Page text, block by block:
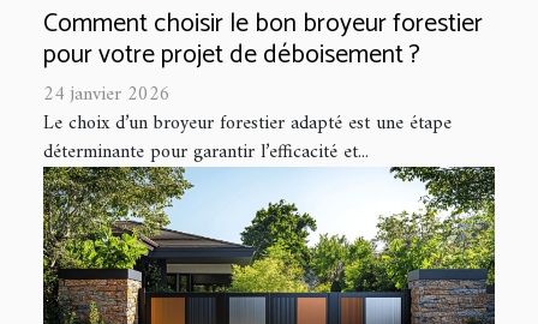
Comment choisir le bon broyeur forestier
pour votre projet de déboisement ?
24 janvier 2026
Le choix d’un broyeur forestier adapté est une étape
déterminante pour garantir l’efficacité et...